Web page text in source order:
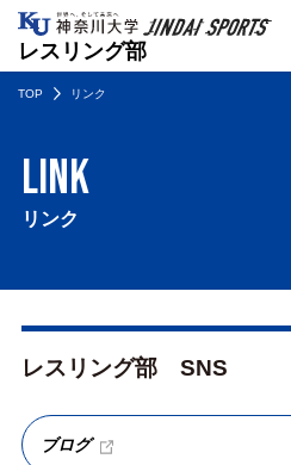
レスリング部
TOP リンク
Link
リンク
レスリング部 SNS
ブログ